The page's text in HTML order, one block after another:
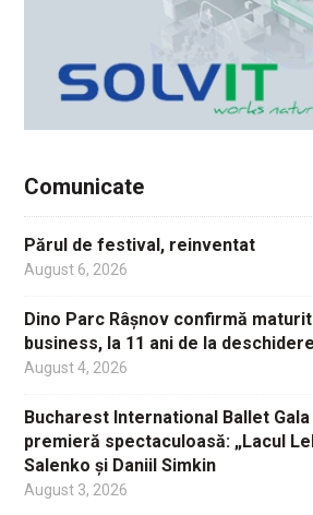
Comunicate
Părul de festival, reinventat
August 6, 2026
Dino Parc Râșnov confirmă
business, la 11 ani de la deschidere
August 4, 2026
Bucharest International Ballet
premieră spectaculoasă: „Lacul
Salenko și Daniil Simkin
August 3, 2026